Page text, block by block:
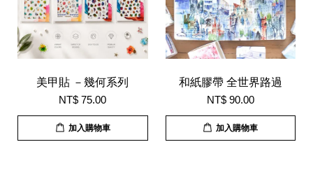
美甲貼 －幾何系列
NT$ 75.00
加入購物車
和紙膠帶 全世界路過
NT$ 90.00
加入購物車